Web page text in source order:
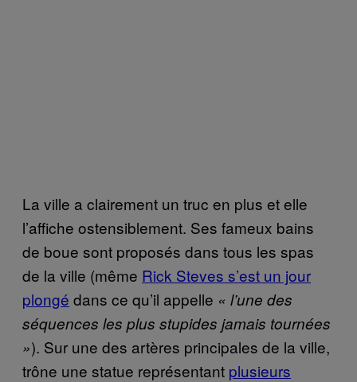
La ville a clairement un truc en plus et elle
l’affiche ostensiblement. Ses fameux bains
de boue sont proposés dans tous les spas
de la ville (même Rick Steves s’est un jour
plongé dans ce qu’il appelle « l’une des
séquences les plus stupides jamais tournées
»). Sur une des artères principales de la ville,
trône une statue représentant plusieurs